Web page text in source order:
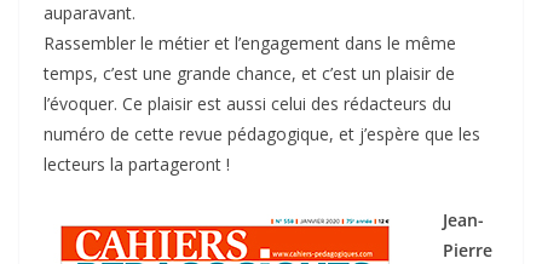
auparavant.
Rassembler le métier et l’engagement dans le même
temps, c’est une grande chance, et c’est un plaisir de
l’évoquer. Ce plaisir est aussi celui des rédacteurs du
numéro de cette revue pédagogique, et j’espère que les
lecteurs la partageront !
Jean-
Pierre